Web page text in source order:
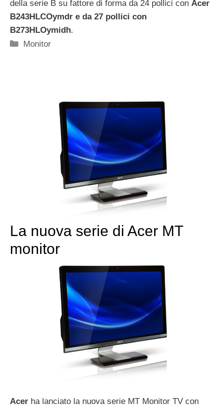
della serie B su fattore di forma da 24 pollici con Acer
B243HLCOymdr e da 27 pollici con
B273HLOymidh.
Categorie
Monitor
La nuova serie di Acer MT
monitor
Acer ha lanciato la nuova serie MT Monitor TV con